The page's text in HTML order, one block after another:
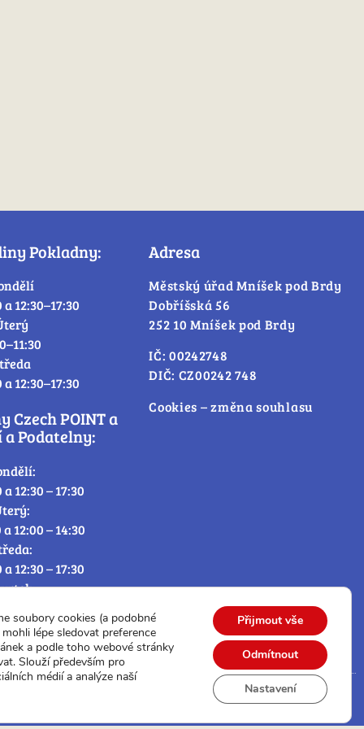
Pokladny:
a 12:30–17:30
a 12:30–17:30
Czech POINT a
Podatelny:
a 12:30 – 17:30
a 12:00 – 14:30
a 12:30 – 17:30
– 12:30
Adresa
Městský úřad Mníšek pod Brdy
Dobříšská 56
252 10 Mníšek pod Brdy
IČ: 00242748
DIČ: CZ00242 748
Cookies – změna souhlasu
soubory cookies (a podobné
lépe sledovat preference
a podle toho webové stránky
Slouží především pro
médií a analýze naší
Přijmout vše
Odmítnout
Nastavení